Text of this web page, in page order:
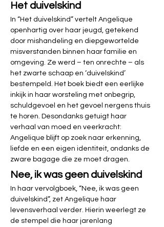
Het duivelskind
In “Het duivelskind” vertelt Angelique
openhartig over haar jeugd, getekend
door mishandeling en diepgewortelde
misverstanden binnen haar familie en
omgeving. Ze werd – ten onrechte – als
het zwarte schaap en ‘duivelskind’
bestempeld. Het boek biedt een eerlijke
inkijk in haar worsteling met onbegrip,
schuldgevoel en het gevoel nergens thuis
te horen. Desondanks getuigt haar
verhaal van moed en veerkracht:
Angelique blijft op zoek naar erkenning,
liefde en een eigen identiteit, ondanks de
zware bagage die ze moet dragen.
Nee, ik was geen duivelskind
In haar vervolgboek, “Nee, ik was geen
duivelskind”, zet Angelique haar
levensverhaal verder. Hierin weerlegt ze
de stempel die haar jarenlang